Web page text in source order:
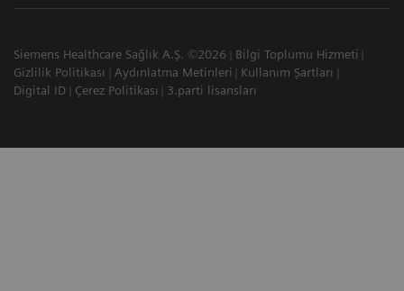
Siemens Healthcare Sağlık A.Ş. ©2026
Bilgi Toplumu Hizmeti
Gizlilik Politikası
Aydınlatma Metinleri
Kullanım Şartları
Digital ID
Çerez Politikası 3.parti lisansları